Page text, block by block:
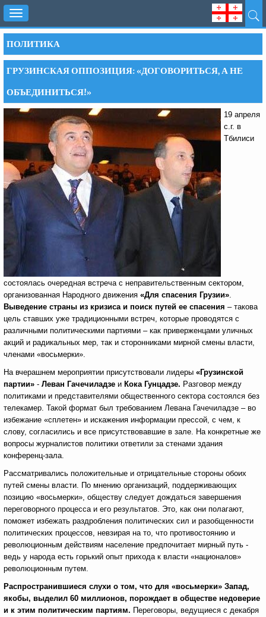
Toggle
navigation
ПОЛИТИКА
ГРУЗИНСКАЯ ОППОЗИЦИЯ: «ДОГОВОРИТЬСЯ, А НЕ
ОБЪЕДИНИТЬСЯ!»
19 апреля
с.г. в
Тбилиси
состоялась очередная встреча с неправительственным сектором,
организованная Народного движения «Для спасения Грузии».
Выведение страны из кризиса и поиск путей ее спасения – такова
цель ставших уже традиционными встреч, которые проводятся с
различными политическими партиями – как приверженцами уличных
акций и радикальных мер, так и сторонниками мирной смены власти,
членами «восьмерки».
На вчерашнем мероприятии присутствовали лидеры «Грузинской
партии» - Леван Гачечиладзе и Кока Гунцадзе. Разговор между
политиками и представителями общественного сектора состоялся без
телекамер. Такой формат был требованием Левана Гачечиладзе – во
избежание «сплетен» и искажения информации прессой, с чем, к
слову, согласились и все присутствовавшие в зале. На конкретные же
вопросы журналистов политики ответили за стенами здания
конференц-зала.
Рассматривались положительные и отрицательные стороны обоих
путей смены власти. По мнению организаций, поддерживающих
позицию «восьмерки», обществу следует дождаться завершения
переговорного процесса и его результатов. Это, как они полагают,
поможет избежать раздробления политических сил и разобщенности
политических процессов, невзирая на то, что противостоянию и
революционным действиям население предпочитает мирный путь -
ведь у народа есть горький опыт прихода к власти «националов»
революционным путем.
Распространившиеся слухи о том, что для «восьмерки» Запад,
якобы, выделил 60 миллионов, порождает в обществе недоверие
и к этим политическим партиям. Переговоры, ведущиеся с декабря